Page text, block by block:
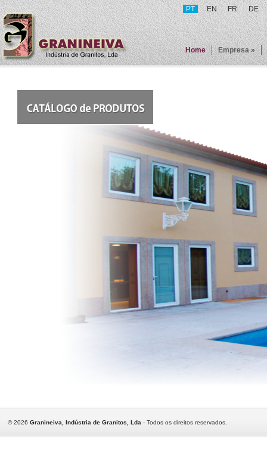
PT EN FR DE
Home Empresa »
©2026 Granineiva, Indústria de Granitos, Lda - Todos os direitos reservados.